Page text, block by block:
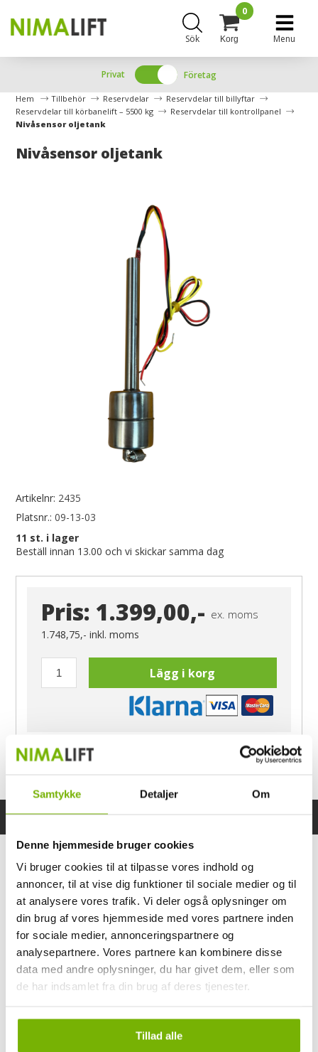
Samtykke Detaljer Om
Denne hjemmeside bruger cookies
Vi bruger cookies til at tilpasse vores indhold og
annoncer, til at vise dig funktioner til sociale medier og til
at analysere vores trafik. Vi deler også oplysninger om
din brug af vores hjemmeside med vores partnere inden
for sociale medier, annonceringspartnere og
analysepartnere. Vores partnere kan kombinere disse
data med andre oplysninger, du har givet dem, eller som
de har indsamlet fra din brug af deres tjenester.
Tillad alle
Sök Korg
0
Menu
Privat Företag
Hem Tillbehör Reservdelar
Reservdelar till billyftar
Reservdelar till körbanelift – 5500 kg
Reservdelar till kontrollpanel
Nivåsensor oljetank
Nivåsensor oljetank
Artikelnr: 2435
Platsnr.: 09-13-03
11 st. i lager
Beställ innan 13.00 och vi skickar samma dag
Pris: 1.399,00,- ex. moms
1.748,75,-inkl. moms
Lägg i korg